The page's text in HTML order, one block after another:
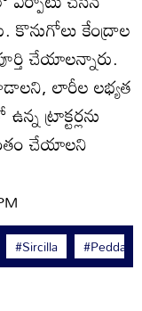
కొనుగోలు కేంద్రాల
చేయాలన్నారు.
లారీల లభ్యత
ట్రాక్టర్లను
చేయాలని
#Sircilla